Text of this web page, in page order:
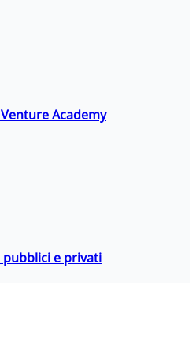
Academy
e privati